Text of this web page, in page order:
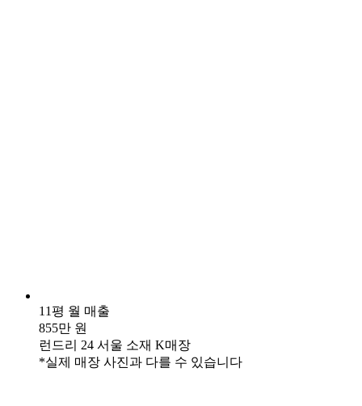
11평 월 매출
855만 원
런드리 24 서울 소재 K매장
*실제 매장 사진과 다를 수 있습니다